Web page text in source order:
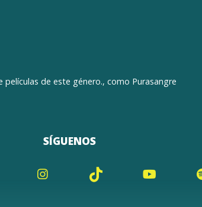
de este género., como Purasangre
SÍGUENOS